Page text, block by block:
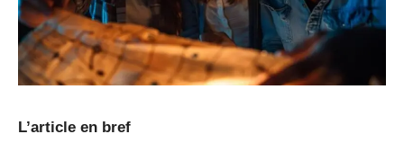
L’article en bref